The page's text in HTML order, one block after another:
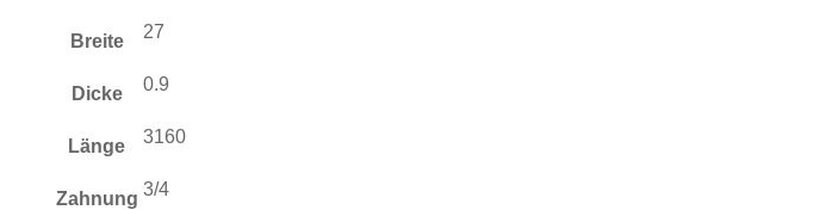
Breite 27
Dicke 0.9
Länge 3160
Zahnung 3/4